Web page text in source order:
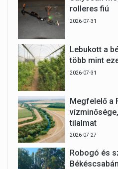
rolleres fiú
2026-07-31
Lebukott a
több mint
2026-07-31
Megfelelő a
tilalmat
2026-07-27
Robogó és
Békéscsabán